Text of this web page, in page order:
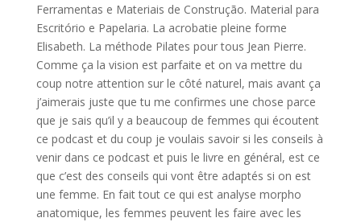
Ferramentas e Materiais de Construção. Material para
Escritório e Papelaria. La acrobatie pleine forme
Elisabeth. La méthode Pilates pour tous Jean Pierre.
Comme ça la vision est parfaite et on va mettre du
coup notre attention sur le côté naturel, mais avant ça
j’aimerais juste que tu me confirmes une chose parce
que je sais qu’il y a beaucoup de femmes qui écoutent
ce podcast et du coup je voulais savoir si les conseils à
venir dans ce podcast et puis le livre en général, est ce
que c’est des conseils qui vont être adaptés si on est
une femme. En fait tout ce qui est analyse morpho
anatomique, les femmes peuvent les faire avec les